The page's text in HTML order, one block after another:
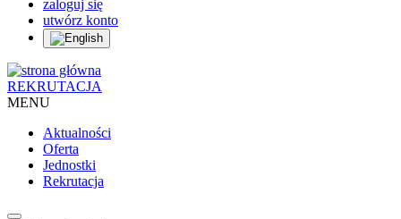
zaloguj się
utwórz konto
REKRUTACJA
MENU
Aktualności
Oferta
Jednostki
Rekrutacja